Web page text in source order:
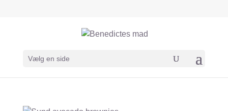
Vælg en side